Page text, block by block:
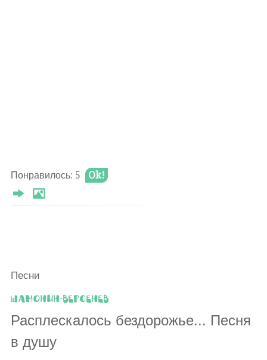
Понравилось: 5 Ok!
Песни
Шамонин-Версенев
Расплескалось бездорожье... Песня
в душу